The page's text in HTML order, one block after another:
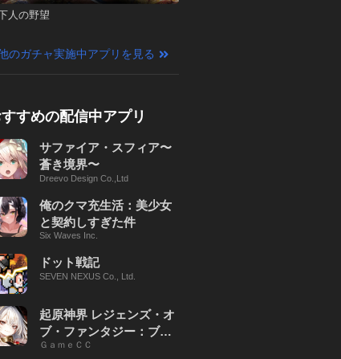
人の野望
のガチャ実施中アプリを見る
すめの配信中アプリ
サファイア・スフィア〜
蒼き境界〜
Dreevo Design Co.,Ltd
俺のクマ充生活：美少女
と契約しすぎた件
Six Waves Inc.
ドット戦記
SEVEN NEXUS Co., Ltd.
起原神界 レジェンズ・オ
ブ・ファンタジー：ブレ
イブ X
ＧａｍｅＣＣ